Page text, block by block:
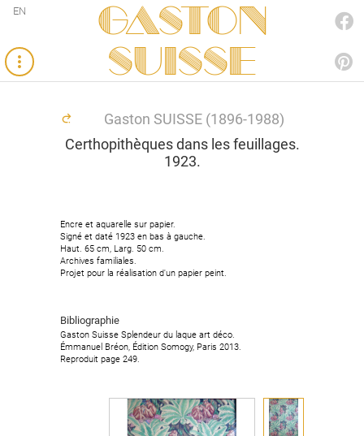
Gaston
SUISSE
EN
Gaston SUISSE (1896-1988)
Certhopithèques dans les feuillages.
1923.
Encre et aquarelle sur papier.
Signé et daté 1923 en bas à gauche.
Haut. 65 cm, Larg. 50 cm.
Archives familiales.
Projet pour la réalisation d'un papier peint.
Bibliographie
Gaston Suisse Splendeur du laque art déco.
Émmanuel Bréon, Édition Somogy, Paris 2013.
Reproduit page 249.
Encre et aquarelle sur papier.
Signé et daté 1923 en bas à gauche.
Haut. 65 cm, Larg. 50 cm.
Archives familiales.
Projet pour la réalisation d'un papier peint.
Bibliographie
Gaston Suisse Splendeur du laque art déco.
Émmanuel Bréon, Édition Somogy, Paris 2013.
Reproduit page 249.